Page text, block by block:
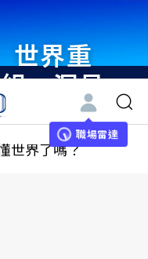
世界重
組・洞見
未來 與
世界領袖
職場雷達
世界了嗎？